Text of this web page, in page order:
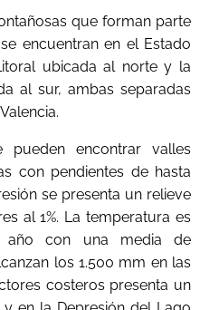
que forman parte
encuentran en el Estado
ubicada al norte y la
al sur, ambas separadas
encontrar valles
con pendientes de hasta
se presenta un relieve
al 1%. La temperatura es
año con una media de
los 1.500 mm en las
costeros presenta un